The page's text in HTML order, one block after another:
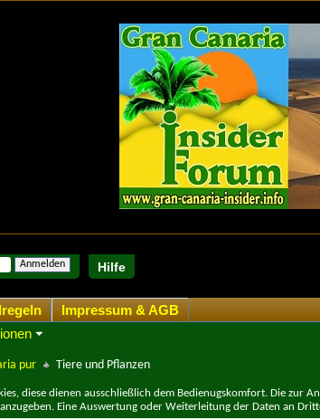
Hilfe
Impressum & AGB
pur Tiere und Pflanzen
diese dienen ausschließlich dem Bedienugskomfort. Die zur
Eine Auswertung oder Weiterleitung der Daten an